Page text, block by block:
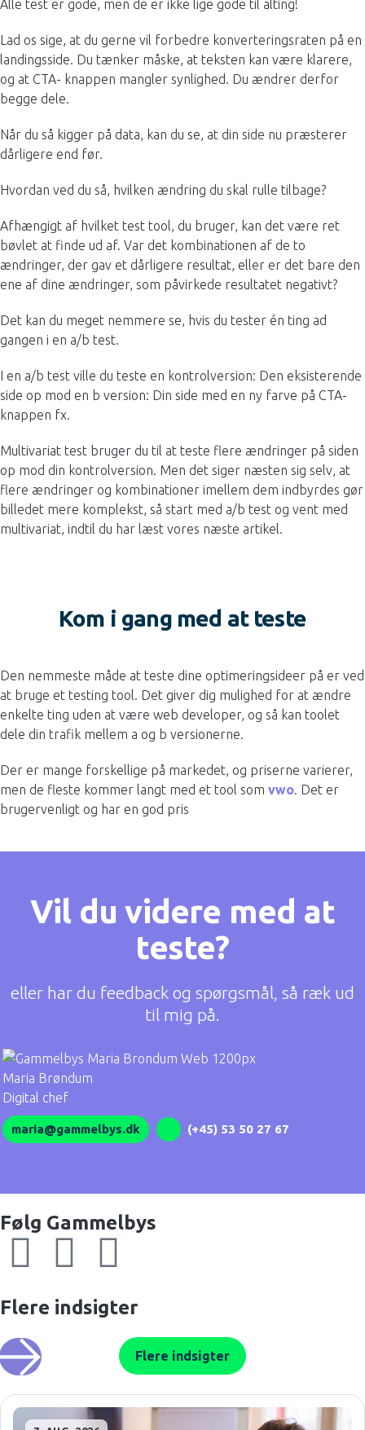
Alle test er gode, men de er ikke lige gode til alting!
Lad os sige, at du gerne vil forbedre konverteringsraten på en
landingsside. Du tænker måske, at teksten kan være klarere,
og at CTA- knappen mangler synlighed. Du ændrer derfor
begge dele.
Når du så kigger på data, kan du se, at din side nu præsterer
dårligere end før.
Hvordan ved du så, hvilken ændring du skal rulle tilbage?
Afhængigt af hvilket test tool, du bruger, kan det være ret
bøvlet at finde ud af. Var det kombinationen af de to
ændringer, der gav et dårligere resultat, eller er det bare den
ene af dine ændringer, som påvirkede resultatet negativt?
Det kan du meget nemmere se, hvis du tester én ting ad
gangen i en a/b test.
I en a/b test ville du teste en kontrolversion: Den eksisterende
side op mod en b version: Din side med en ny farve på CTA-
knappen fx.
Multivariat test bruger du til at teste flere ændringer på siden
op mod din kontrolversion. Men det siger næsten sig selv, at
flere ændringer og kombinationer imellem dem indbyrdes gør
billedet mere komplekst, så start med a/b test og vent med
multivariat, indtil du har læst vores næste artikel.
Kom i gang med at teste
Den nemmeste måde at teste dine optimeringsideer på er ved
at bruge et testing tool. Det giver dig mulighed for at ændre
enkelte ting uden at være web developer, og så kan toolet
dele din trafik mellem a og b versionerne.
Der er mange forskellige på markedet, og priserne varierer,
men de fleste kommer langt med et tool som vwo. Det er
brugervenligt og har en god pris
Vil du videre med at
teste?
eller har du feedback og spørgsmål, så ræk ud
til mig på.
Maria Brøndum
Digital chef
maria@gammelbys.dk (+45) 53 50 27 67
Følg Gammelbys
Flere indsigter
Flere indsigter